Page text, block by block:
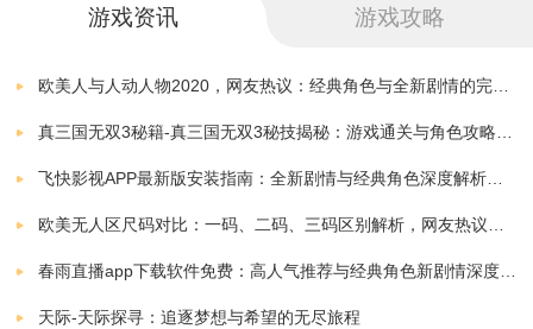
《机动都市阿尔法国际服》小编简评：
这是一款二次元风格的吃鸡类游戏，玩家将在这里享受
到全新的战斗体验，与几十位美少女一同在战场上厮
杀，享受热血沸腾的战斗过程，各种各样的武器与道具
可以提升你的战斗力，还有超多酷炫的机甲让你享受到
全新的射击体验。
v1.0.14143 2015.72 MB
机动都市阿尔法台服
下载
机动都市阿尔法
下载
游戏资讯 游戏攻略
天际-天际探寻：追逐梦想与希望的无尽旅程